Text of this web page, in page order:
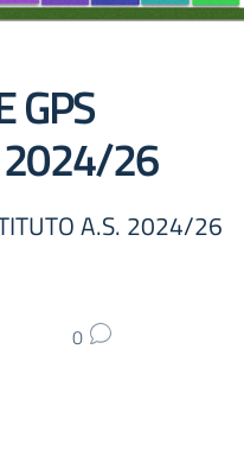
GPS
2024/26
A.S. 2024/26
0